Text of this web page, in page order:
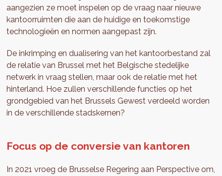
aangezien ze moet inspelen op de vraag naar nieuwe
kantoorruimten die aan de huidige en toekomstige
technologieën en normen aangepast zijn.
De inkrimping en dualisering van het kantoorbestand zal
de relatie van Brussel met het Belgische stedelijke
netwerk in vraag stellen, maar ook de relatie met het
hinterland. Hoe zullen verschillende functies op het
grondgebied van het Brussels Gewest verdeeld worden
in de verschillende stadskernen?
Focus op de conversie van kantoren
In 2021 vroeg de Brusselse Regering aan Perspective om,